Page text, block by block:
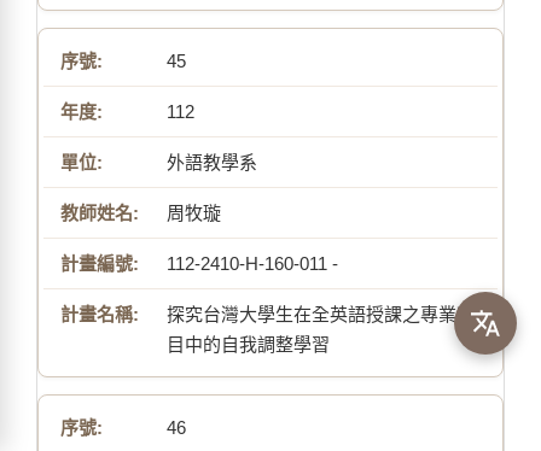
45
112
外語教學系
周牧璇
112-2410-H-160-011 -
探究台灣大學生在全英語授課之專業科
目中的自我調整學習
46